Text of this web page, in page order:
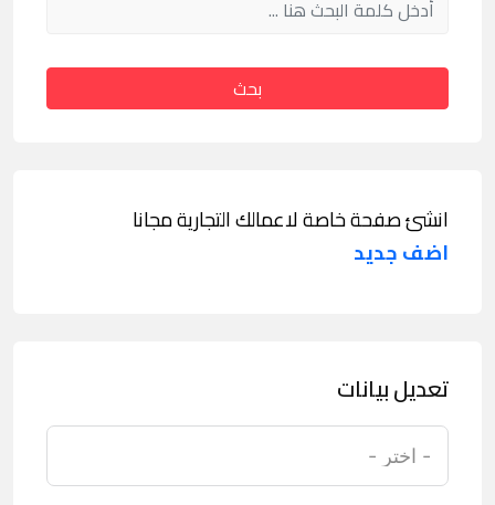
بحث
انشئ صفحة خاصة لاعمالك التجارية مجانا
اضف جديد
تعديل بيانات